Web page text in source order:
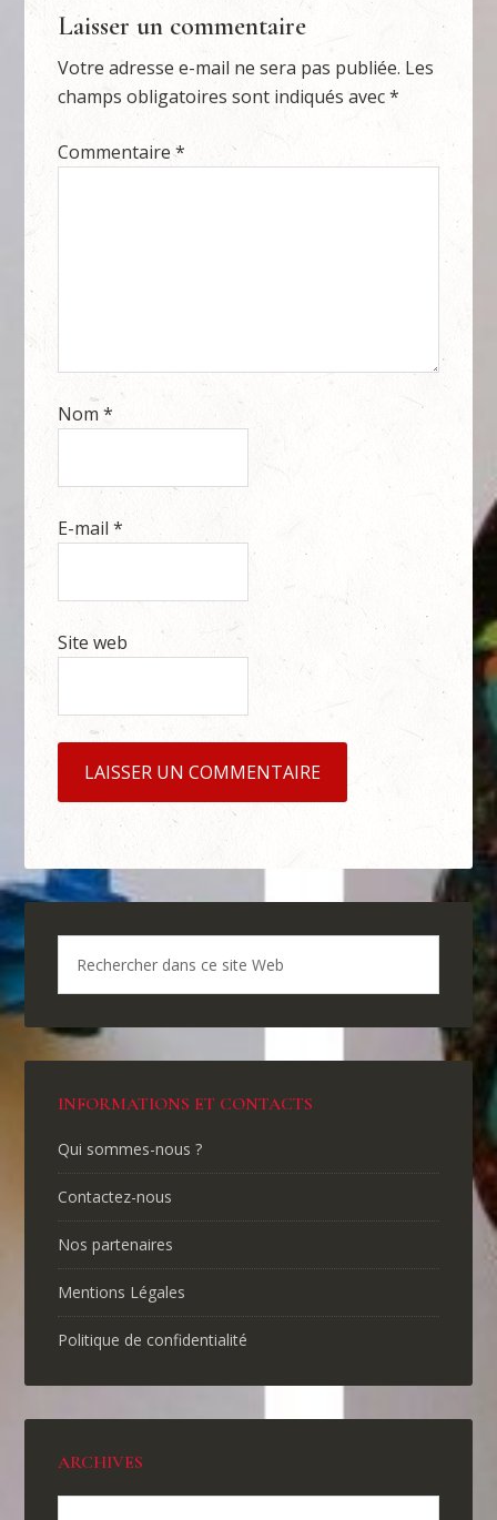
Laisser un commentaire
Votre adresse e-mail ne sera pas publiée. Les
champs obligatoires sont indiqués avec*
Commentaire*
Nom*
E-mail*
Site web
INFORMATIONS ET CONTACTS
Qui sommes-nous ?
Contactez-nous
Nos partenaires
Mentions Légales
Politique de confidentialité
ARCHIVES